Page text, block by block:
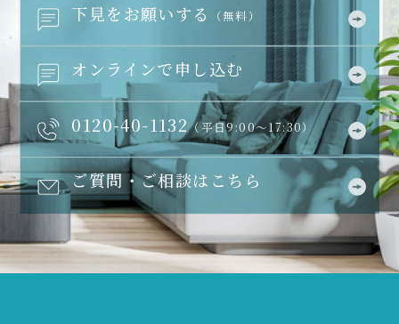
下見をお願いする （無料）
オンラインで申し込む
0120-40-1132（平日9:00～17:30）
ご質問・ご相談はこちら